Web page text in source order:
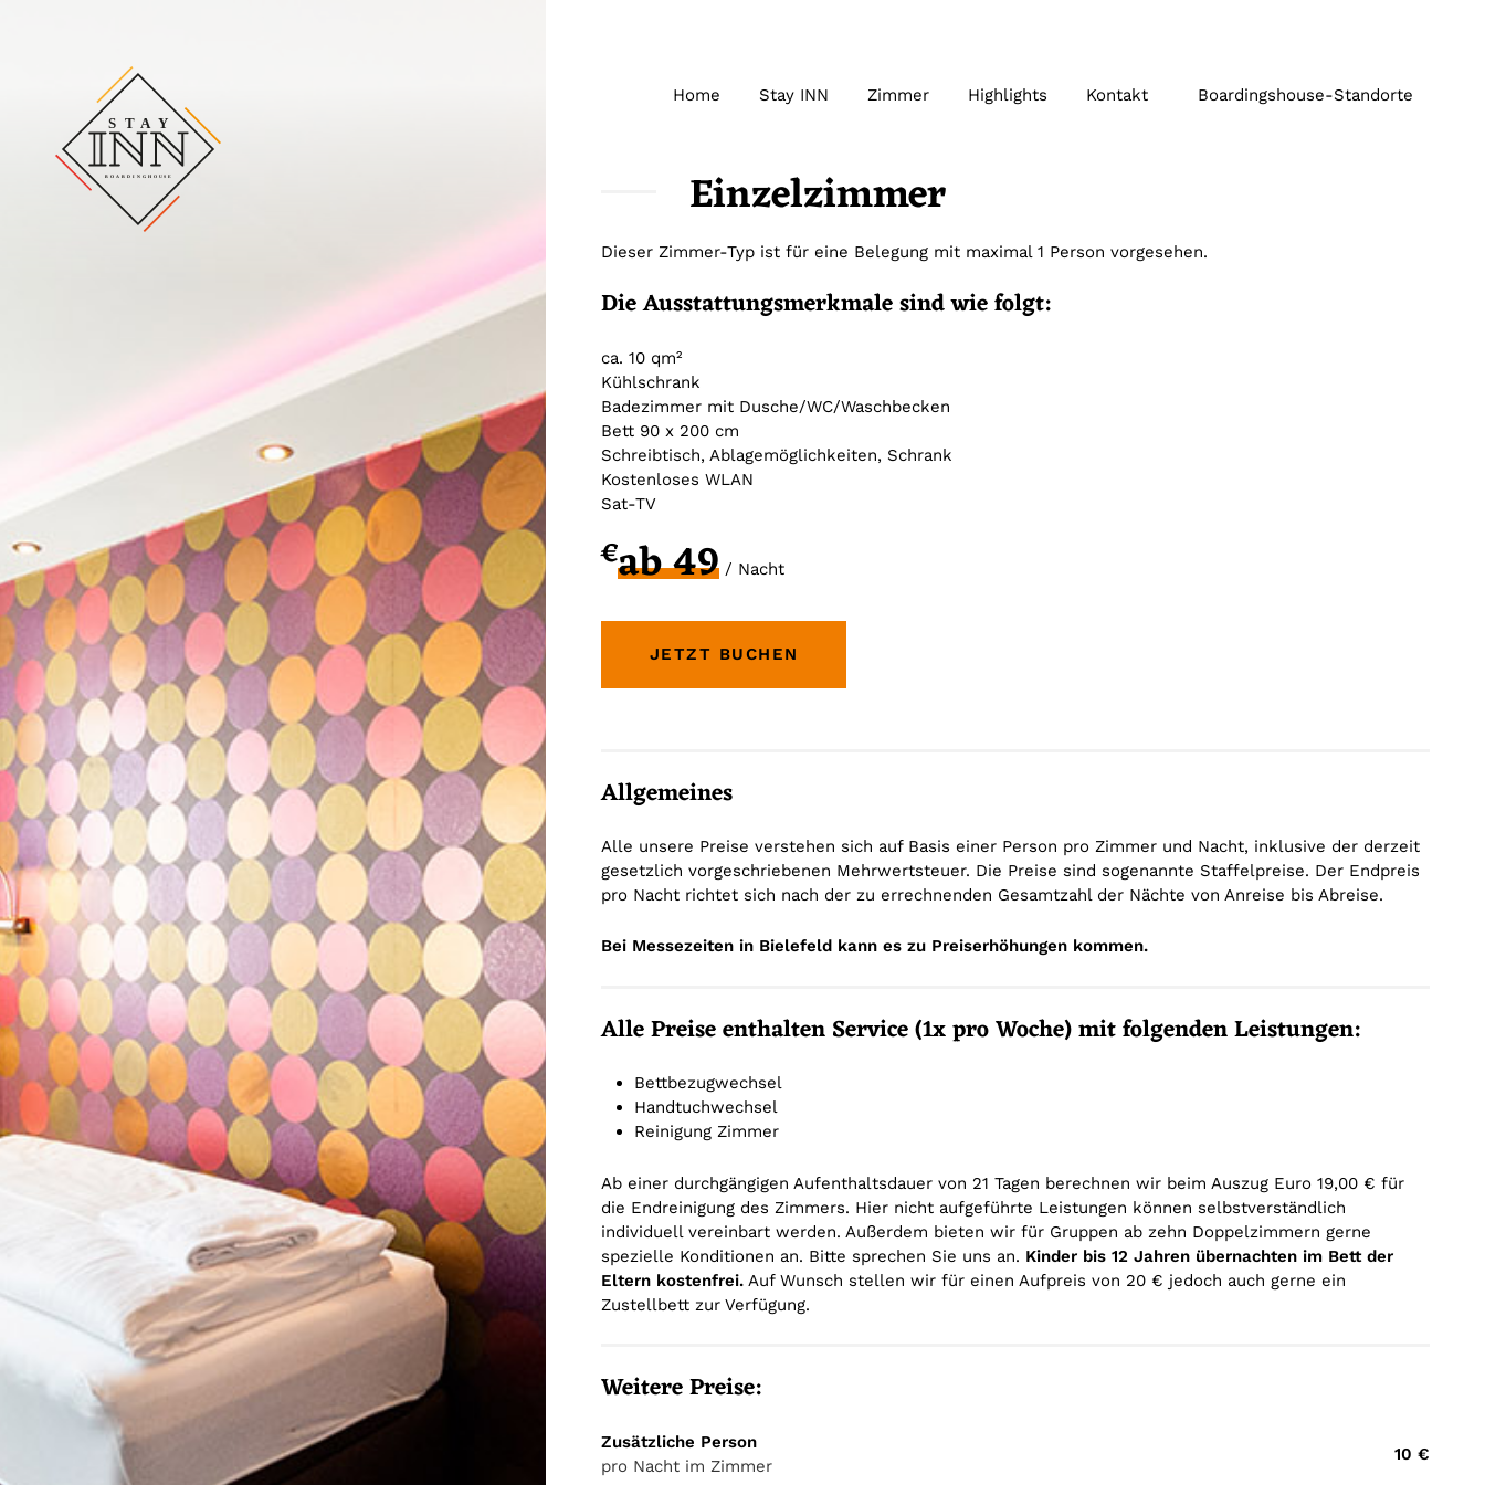
Home Stay INN Zimmer Highlights Kontakt Boardingshouse-Standorte
Einzelzimmer
Dieser Zimmer-Typ ist für eine Belegung mit maximal 1 Person vorgesehen.
Die Ausstattungsmerkmale sind wie folgt:
ca. 10 qm²
Kühlschrank
Badezimmer mit Dusche/WC/Waschbecken
Bett 90 x 200 cm
Schreibtisch, Ablagemöglichkeiten, Schrank
Kostenloses WLAN
Sat-TV
€ab 49 / Nacht
JETZT BUCHEN
Allgemeines
Alle unsere Preise verstehen sich auf Basis einer Person pro Zimmer und Nacht, inklusive der derzeit
gesetzlich vorgeschriebenen Mehrwertsteuer. Die Preise sind sogenannte Staffelpreise. Der Endpreis
pro Nacht richtet sich nach der zu errechnenden Gesamtzahl der Nächte von Anreise bis Abreise.
Bei Messezeiten in Bielefeld kann es zu Preiserhöhungen kommen.
Alle Preise enthalten Service (1x pro Woche) mit folgenden Leistungen:
Bettbezugwechsel
Handtuchwechsel
Reinigung Zimmer
Ab einer durchgängigen Aufenthaltsdauer von 21 Tagen berechnen wir beim Auszug Euro 19,00 € für
die Endreinigung des Zimmers. Hier nicht aufgeführte Leistungen können selbstverständlich
individuell vereinbart werden. Außerdem bieten wir für Gruppen ab zehn Doppelzimmern gerne
spezielle Konditionen an. Bitte sprechen Sie uns an. Kinder bis 12 Jahren übernachten im Bett der
Eltern kostenfrei. Auf Wunsch stellen wir für einen Aufpreis von 20 € jedoch auch gerne ein
Zustellbett zur Verfügung.
Weitere Preise:
Zusätzliche Person
pro Nacht im Zimmer
10 €